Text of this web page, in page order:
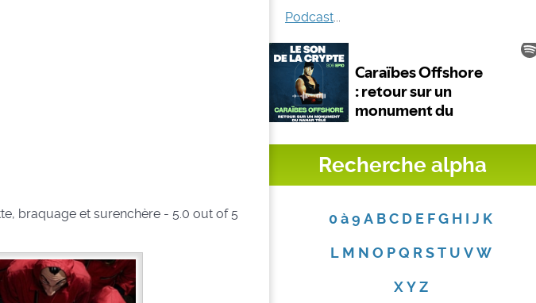
braquage et surenchère - 5.0 out of 5
Podcast...
Recherche alpha
0 à 9 A BC D E FG H I J K
L M N O P Q R S T U V W
X Y Z